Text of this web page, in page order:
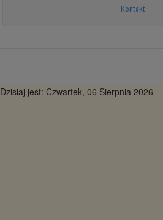
Kontakt
Dzisiaj jest: Czwartek, 06 Sierpnia 2026